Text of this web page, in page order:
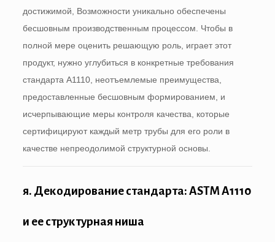
достижимой, Возможности уникально обеспечены
бесшовным производственным процессом. Чтобы в
полной мере оценить решающую роль, играет этот
продукт, нужно углубиться в конкретные требования
стандарта A1110, неотъемлемые преимущества,
предоставленные бесшовным формированием, и
исчерпывающие меры контроля качества, которые
сертифицируют каждый метр трубы для его роли в
качестве непреодолимой структурной основы.
я. Декодирование стандарта: ASTM A1110
и ее структурная ниша